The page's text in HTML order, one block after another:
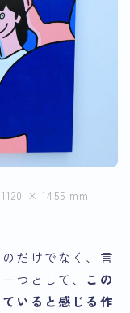
× 1455 mm
だけでなく、言
つとして、 この
いると感じる作